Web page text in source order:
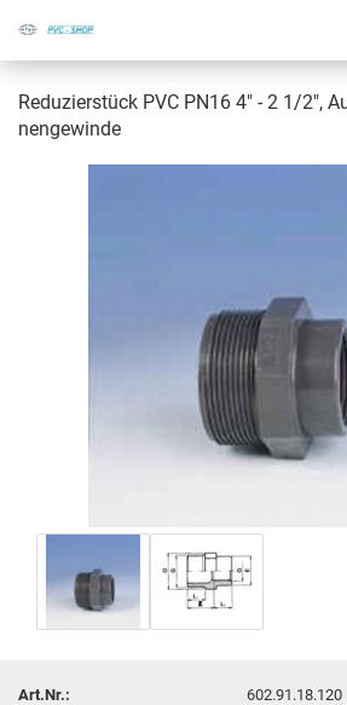
Re­du­zier­stück PVC PN16 4" - 2 1/2",
nen­ge­win­de
Art.Nr.:
602.91.18.120